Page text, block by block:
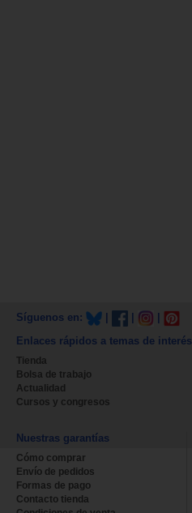
Síguenos en:
Enlaces rápidos a temas de interés
Tienda
Bolsa de trabajo
Actualidad
Cursos y congresos
Nuestras garantías
Cómo comprar
Envío de pedidos
Formas de pago
Contacto tienda